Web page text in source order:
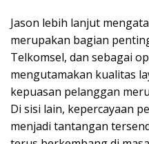
Jason lebih lanjut
merupakan bagian
Telkomsel, dan sebagai
mengutamakan kualitas
kepuasan pelanggan
Di sisi lain, kepercayaan
menjadi tantangan